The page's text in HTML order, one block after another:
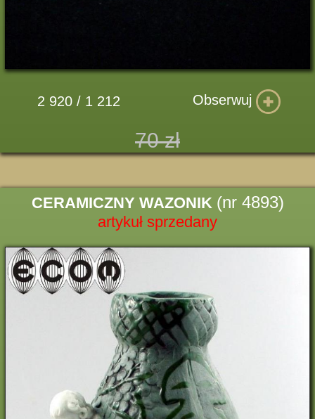
2 920 / 1 212 Obserwuj
70 zł
CERAMICZNY WAZONIK (nr 4893)
artykuł sprzedany